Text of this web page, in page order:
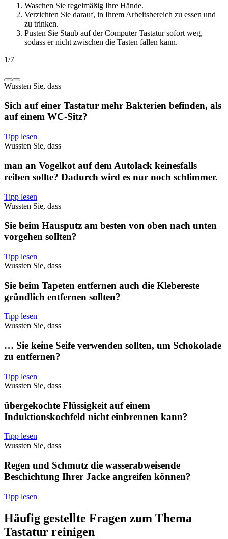
Waschen Sie regelmäßig Ihre Hände.
Verzichten Sie darauf, in Ihrem Arbeitsbereich zu essen und
zu trinken.
Pusten Sie Staub auf der Computer Tastatur sofort weg,
sodass er nicht zwischen die Tasten fallen kann.
1/7
Wussten Sie, dass
Sich auf einer Tastatur mehr Bakterien befinden, als
auf einem WC-Sitz?
Tipp lesen
Wussten Sie, dass
man an Vogelkot auf dem Autolack keinesfalls
reiben sollte? Dadurch wird es nur noch schlimmer.
Tipp lesen
Wussten Sie, dass
Sie beim Hausputz am besten von oben nach unten
vorgehen sollten?
Tipp lesen
Wussten Sie, dass
Sie beim Tapeten entfernen auch die Klebereste
gründlich entfernen sollten?
Tipp lesen
Wussten Sie, dass
… Sie keine Seife verwenden sollten, um Schokolade
zu entfernen?
Tipp lesen
Wussten Sie, dass
übergekochte Flüssigkeit auf einem
Induktionskochfeld nicht einbrennen kann?
Tipp lesen
Wussten Sie, dass
Regen und Schmutz die wasserabweisende
Beschichtung Ihrer Jacke angreifen können?
Tipp lesen
Häufig gestellte Fragen zum Thema
Tastatur reinigen